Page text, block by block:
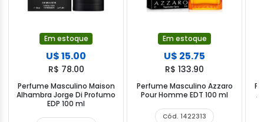
Em estoque
U$ 15.00
R$ 78.00
Perfume Masculino Maison
Alhambra Jorge Di Profumo
EDP 100 ml
Em estoque
U$ 25.75
R$ 133.90
Perfume Masculino Azzaro
Pour Homme EDT 100 ml
Cód. 1422313